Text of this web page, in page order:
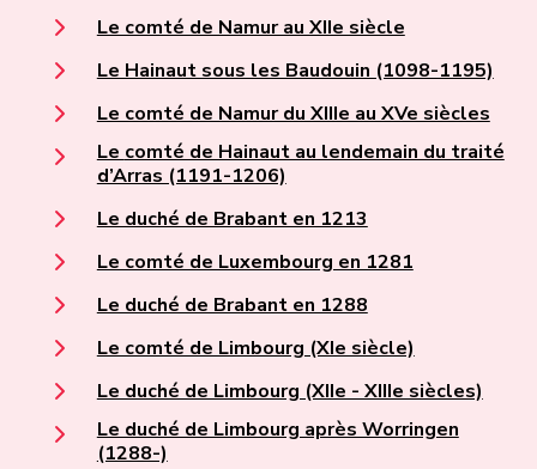
Le comté de Namur au XIIe siècle
Le Hainaut sous les Baudouin (1098-1195)
Le comté de Namur du XIIIe au XVe siècles
Le comté de Hainaut au lendemain du traité
d’Arras (1191-1206)
Le duché de Brabant en 1213
Le comté de Luxembourg en 1281
Le duché de Brabant en 1288
Le comté de Limbourg (XIe siècle)
Le duché de Limbourg (XIIe - XIIIe siècles)
Le duché de Limbourg après Worringen
(1288-)